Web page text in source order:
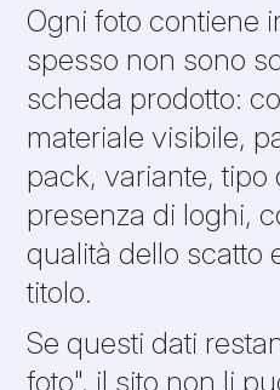
Ogni foto contiene
spesso non sono
scheda prodotto:
materiale visibile,
pack, variante, tipo
presenza di loghi,
qualità dello scatto
titolo.
Se questi dati
foto", il sito non li